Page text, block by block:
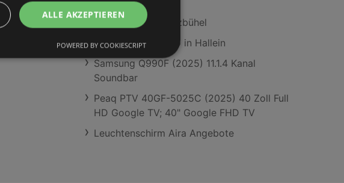
OMV Filialen in Kitzbühel
dm kosmetikstudio in Hallein
Samsung Q990F (2025) 11.1.4 Kanal
Soundbar
Peaq PTV 40GF-5025C (2025) 40 Zoll Full
HD Google TV; 40" Google FHD TV
Leuchtenschirm Aira Angebote
ALLE AKZEPTIEREN
POWERED BY COOKIESCRIPT